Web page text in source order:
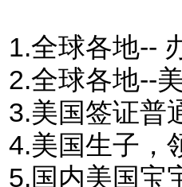
1.全球各地--
2.全球各地--
3.美国签证普
4.美国生子，
5.国内美国宝